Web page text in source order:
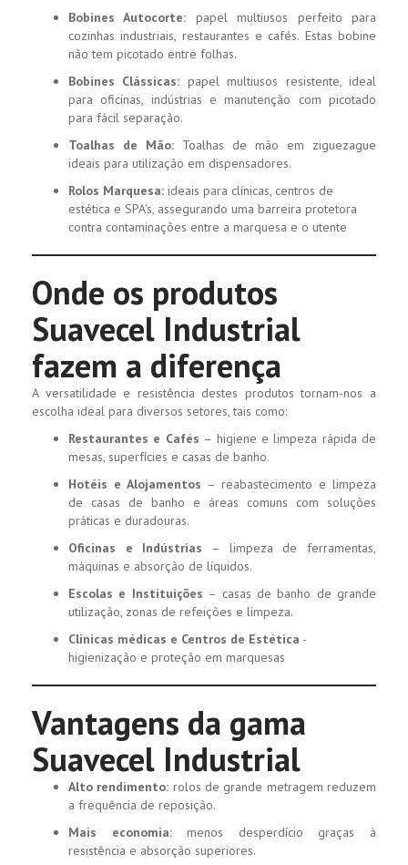
Bobines Autocorte: papel multiusos perfeito para
cozinhas industriais, restaurantes e cafés. Estas bobine
não tem picotado entre folhas.
Bobines Clássicas: papel multiusos resistente, ideal
para oficinas, indústrias e manutenção com picotado
para fácil separação.
Toalhas de Mão: Toalhas de mão em ziguezague
ideais para utilização em dispensadores.
Rolos Marquesa: ideais para clínicas, centros de
estética e SPA's, assegurando uma barreira protetora
contra contaminações entre a marquesa e o utente
Onde os produtos
Suavecel Industrial
fazem a diferença
A versatilidade e resistência destes produtos tornam-nos a
escolha ideal para diversos setores, tais como:
Restaurantes e Cafés – higiene e limpeza rápida de
mesas, superfícies e casas de banho.
Hotéis e Alojamentos – reabastecimento e limpeza
de casas de banho e áreas comuns com soluções
práticas e duradouras.
Oficinas e Indústrias – limpeza de ferramentas,
máquinas e absorção de líquidos.
Escolas e Instituições – casas de banho de grande
utilização, zonas de refeições e limpeza.
Clínicas médicas e Centros de Estética -
higienização e proteção em marquesas
Vantagens da gama
Suavecel Industrial
Alto rendimento: rolos de grande metragem reduzem
a frequência de reposição.
Mais economia:menos desperdício graças à
resistência e absorção superiores.